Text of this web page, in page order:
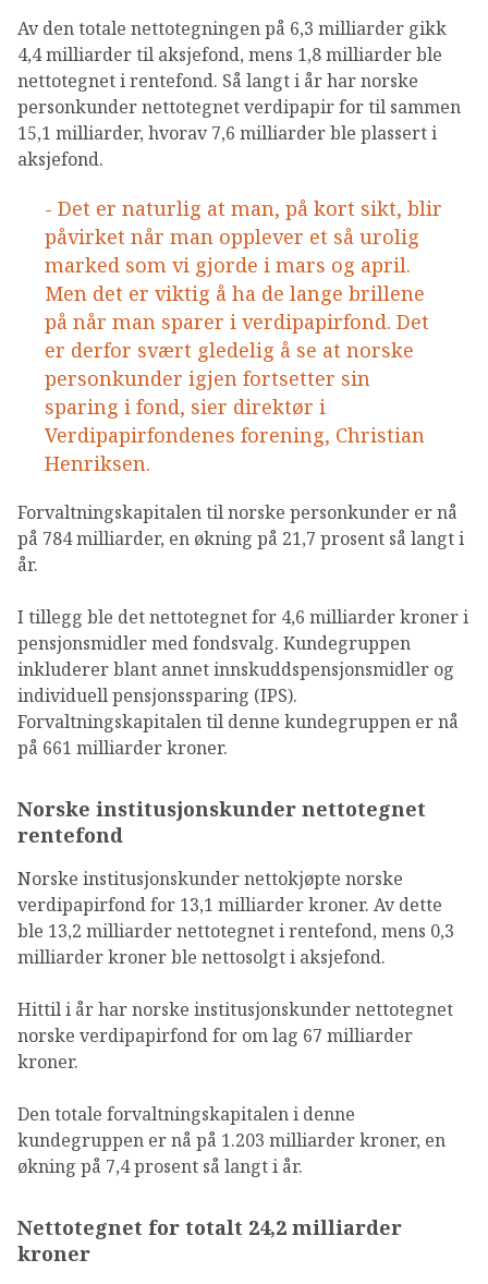
Av den totale nettotegningen på 6,3 milliarder gikk
4,4 milliarder til aksjefond, mens 1,8 milliarder ble
nettotegnet i rentefond. Så langt i år har norske
personkunder nettotegnet verdipapir for til sammen
15,1 milliarder, hvorav 7,6 milliarder ble plassert i
aksjefond.
- Det er naturlig at man, på kort sikt, blir
påvirket når man opplever et så urolig
marked som vi gjorde i mars og april.
Men det er viktig å ha de lange brillene
på når man sparer i verdipapirfond. Det
er derfor svært gledelig å se at norske
personkunder igjen fortsetter sin
sparing i fond, sier direktør i
Verdipapirfondenes forening, Christian
Henriksen.
Forvaltningskapitalen til norske personkunder er nå
på 784 milliarder, en økning på 21,7 prosent så langt i
år.
I tillegg ble det nettotegnet for 4,6 milliarder kroner i
pensjonsmidler med fondsvalg. Kundegruppen
inkluderer blant annet innskuddspensjonsmidler og
individuell pensjonssparing (IPS).
Forvaltningskapitalen til denne kundegruppen er nå
på 661 milliarder kroner.
Norske institusjonskunder nettotegnet
rentefond
Norske institusjonskunder nettokjøpte norske
verdipapirfond for 13,1 milliarder kroner. Av dette
ble 13,2 milliarder nettotegnet i rentefond, mens 0,3
milliarder kroner ble nettosolgt i aksjefond.
Hittil i år har norske institusjonskunder nettotegnet
norske verdipapirfond for om lag 67 milliarder
kroner.
Den totale forvaltningskapitalen i denne
kundegruppen er nå på 1.203 milliarder kroner, en
økning på 7,4 prosent så langt i år.
Nettotegnet for totalt 24,2 milliarder
kroner